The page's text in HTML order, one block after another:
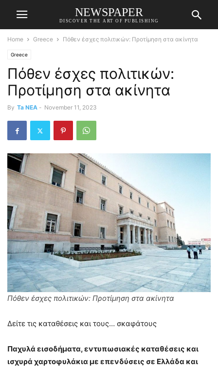
NEWSPAPER
DISCOVER THE ART OF PUBLISHING
Home Greece Πόθεν έσχες πολιτικών: Προτίμηση στα ακίνητα
Greece
Πόθεν έσχες πολιτικών:
Προτίμηση στα ακίνητα
By Ta NEA - November 11, 2023
Πόθεν έσχες πολιτικών: Προτίμηση στα ακίνητα
Δείτε τις καταθέσεις και τους… σκαφάτους
Παχυλά εισοδήματα, εντυπωσιακές καταθέσεις και
ισχυρά χαρτοφυλάκια με επενδύσεις σε Ελλάδα και